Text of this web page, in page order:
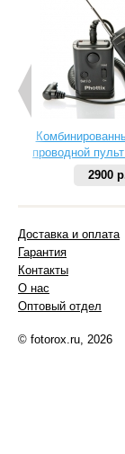
проводной
Cleon II N8
2900
Доставка и оплата
Гарантия
Контакты
О нас
Оптовый отдел
© fotorox.ru, 2026